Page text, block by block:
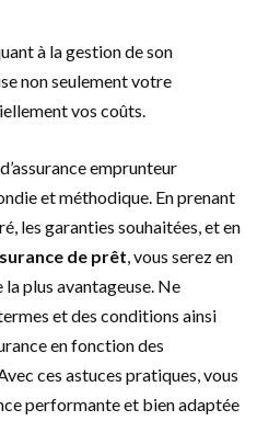
à la gestion de son
non seulement votre
vos coûts.
emprunteur
et méthodique. En prenant
les garanties souhaitées, et en
de prêt , vous serez en
plus avantageuse. Ne
et des conditions ainsi
en fonction des
ces astuces pratiques, vous
performante et bien adaptée